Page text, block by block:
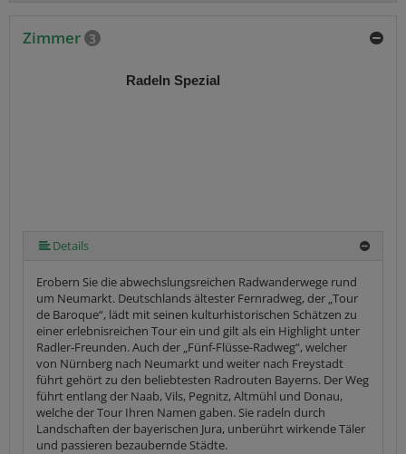
Zimmer 3
Radeln Spezial
Details
Erobern Sie die abwechslungsreichen Radwanderwege rund
um Neumarkt. Deutschlands ältester Fernradweg, der „Tour
de Baroque“, lädt mit seinen kulturhistorischen Schätzen zu
einer erlebnisreichen Tour ein und gilt als ein Highlight unter
Radler-Freunden. Auch der „Fünf-Flüsse-Radweg“, welcher
von Nürnberg nach Neumarkt und weiter nach Freystadt
führt gehört zu den beliebtesten Radrouten Bayerns. Der Weg
führt entlang der Naab, Vils, Pegnitz, Altmühl und Donau,
welche der Tour Ihren Namen gaben. Sie radeln durch
Landschaften der bayerischen Jura, unberührt wirkende Täler
und passieren bezaubernde Städte.